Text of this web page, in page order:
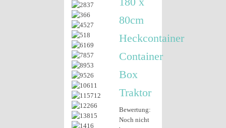
80cm
Heckcontainer
Container
Box
Traktor
Bewertung:
Noch nicht